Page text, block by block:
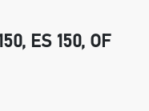
ES 150, OF